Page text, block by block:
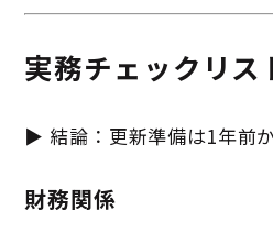
実務チェックリス
▶ 結論：更新準備は1年前か
財務関係